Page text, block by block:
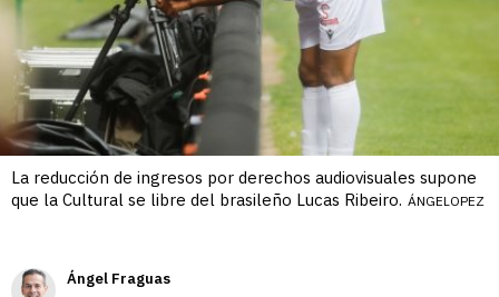
La reducción de ingresos por derechos audiovisuales supone
que la Cultural se libre del brasileño Lucas Ribeiro. ÁNGELOPEZ
Ángel Fraguas